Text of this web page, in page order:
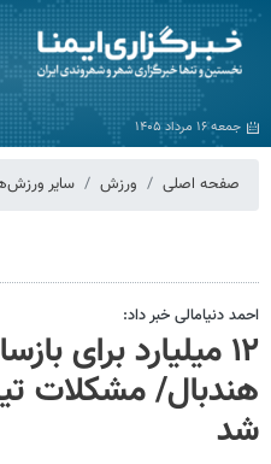
جمعه ۱۶ مرداد ۱۴۰۵
صفحه اصلی ورزش سایر
احمد دنیامالی خبر داد:
۱۲ میلیارد برای
هندبال/ مشکلات
شد